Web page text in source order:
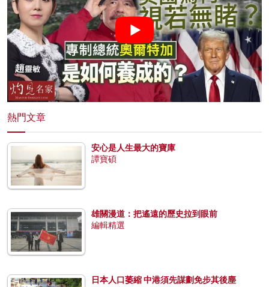
熱門文章
安心是人生最大的寶庫
譚寶碩
雄關漫道：把遙遠的歷史拉到眼前
編輯精選
日本人口萎縮 中港須先謀劃免步其後塵